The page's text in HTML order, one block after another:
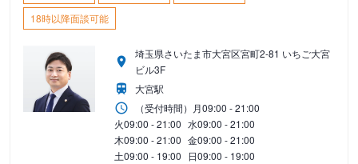
18時以降面談可能
埼玉県さいたま市大宮区宮町2-81 いちご大宮
ビル3F
大宮駅
（受付時間） 月09:00 - 21:00
火09:00 - 21:00 水09:00 - 21:00
木09:00 - 21:00 金09:00 - 21:00
土09:00 - 19:00 日09:00 - 19:00